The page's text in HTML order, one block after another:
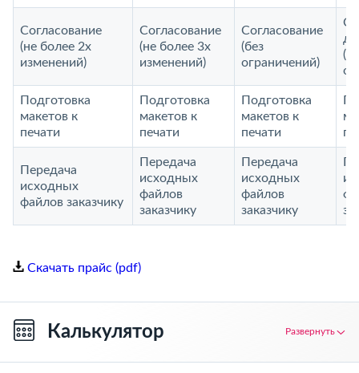
Согласование
(не более 2х
изменений)
Согласование
(не более 3х
изменений)
Согласование
(без
ограничений)
Подготовка
макетов к
печати
Подготовка
макетов к
печати
Подготовка
макетов к
печати
Передача
исходных
файлов заказчику
Передача
исходных
файлов
заказчику
Передача
исходных
файлов
заказчику
Скачать прайс (pdf)
Калькулятор Развернуть